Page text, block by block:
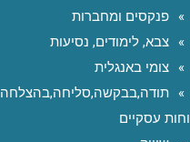
פנקסים ומחברות
צבא, לימודים, נסיעות
צומי באנגלית
תודה,בבקשה,סליחה,בהצלחה
עסקיים